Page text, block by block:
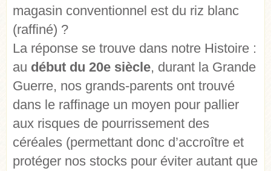
magasin conventionnel est du riz blanc
(raffiné) ?
La réponse se trouve dans notre Histoire :
au début du 20e siècle, durant la Grande
Guerre, nos grands-parents ont trouvé
dans le raffinage un moyen pour pallier
aux risques de pourrissement des
céréales (permettant donc d’accroître et
protéger nos stocks pour éviter autant que